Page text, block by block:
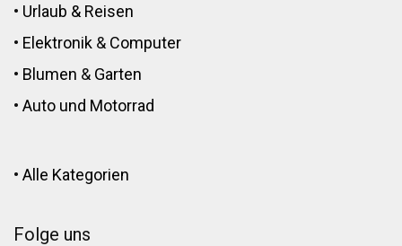
• Urlaub & Reisen
• Elektronik & Computer
• Blumen & Garten
• Auto und Motorrad
• Alle Kategorien
Folge uns